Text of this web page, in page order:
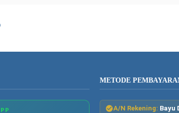
METODE
A/N Rekening: Bayu